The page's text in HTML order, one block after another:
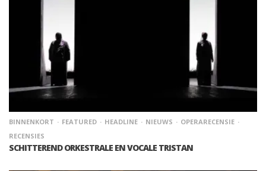
BINNENKORT FEATURED HEADLINE NIEUWS
OPERARECENSIE
RECENSIES
SCHITTEREND ORKESTRALE EN VOCALE TRISTAN